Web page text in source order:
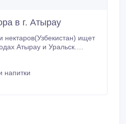
в г. Атырау
нектаров(Узбекистан) ищет
Атырау и Уральск.
напитки